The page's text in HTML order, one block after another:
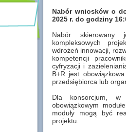
Nabór wniosków o
2025 r. do godziny
Nabór skierowany
kompleksowych
wdrożeń innowacji,
kompetencji
cyfryzacji i
B+R jest
przedsiębiorca lub
Dla konsorcjum, w
obowiązkowym
moduły mogą być
projektu.